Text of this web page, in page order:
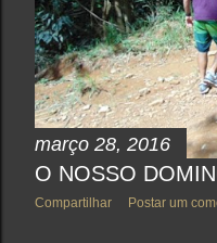
março 28, 2016
O NOSSO
Compartilhar Postar um